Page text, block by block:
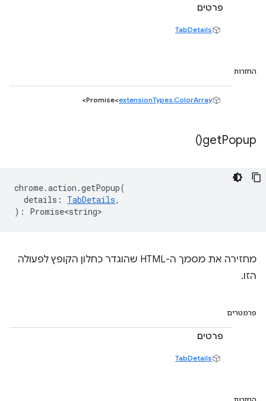
פרטים
TabDetails
החזרות
Promise<extensionTypes.ColorArray
>
getPopup(
)
chrome.action .getPopup(
details : TabDetails,
) : Promise<string>
מחזירה את מסמך ה-HTML שהוגדר כחלון הקופץ לפעולה
הזו.
פרמטרים
פרטים
TabDetails